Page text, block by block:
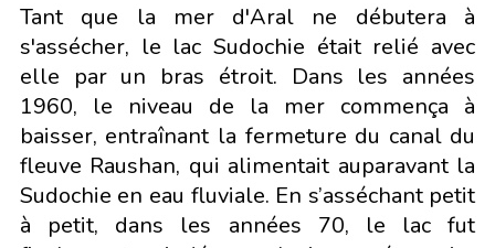
Tant que la mer d'Aral ne débutera à
s'assécher, le lac Sudochie était relié avec
elle par un bras étroit. Dans les années
1960, le niveau de la mer commença à
baisser, entraînant la fermeture du canal du
fleuve Raushan, qui alimentait auparavant la
Sudochie en eau fluviale. En s’asséchant petit
à petit, dans les années 70, le lac fut